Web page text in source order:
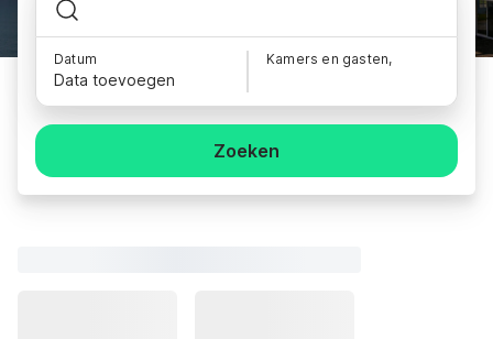
Datum
Data toevoegen
Kamers en gasten,
Zoeken